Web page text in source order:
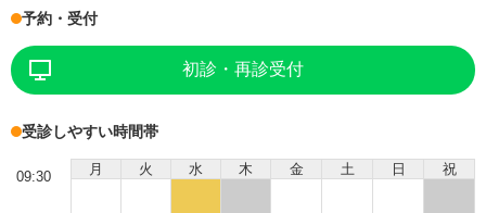
予約・受付
初診・再診受付
受診しやすい時間帯
月 火 水 木 金 土 日 祝
09:30